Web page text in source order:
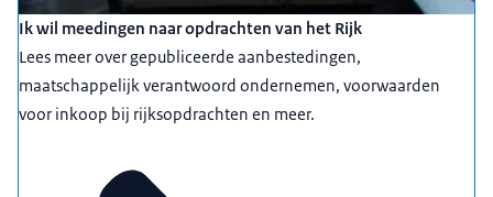
Ik wil meedingen naar opdrachten van het Rijk
Lees meer over gepubliceerde aanbestedingen,
maatschappelijk verantwoord ondernemen, voorwaarden
voor inkoop bij rijksopdrachten en meer.